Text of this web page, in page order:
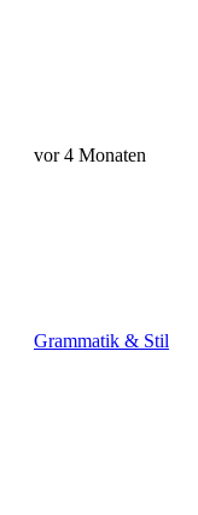
vor 4 Monaten
Grammatik & Stil